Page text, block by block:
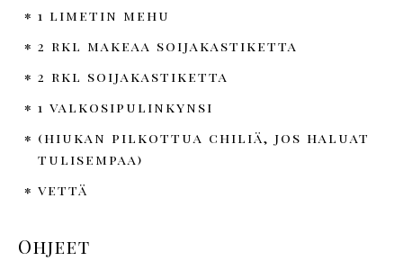
1 limetin mehu
2 rkl makeaa soijakastiketta
2 rkl soijakastiketta
1 valkosipulinkynsi
(hiukan pilkottua chiliä, jos haluat
tulisempaa)
vettä
Ohjeet